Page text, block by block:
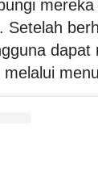
Setelah
dapat